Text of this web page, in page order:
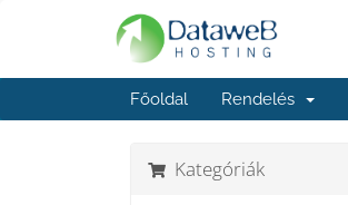
Főoldal Rendelés
Kategóriák